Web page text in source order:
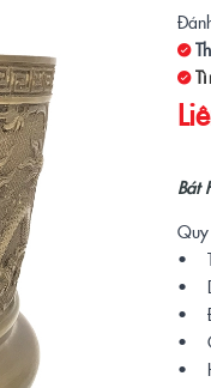
Bát
•
•
•
•
•